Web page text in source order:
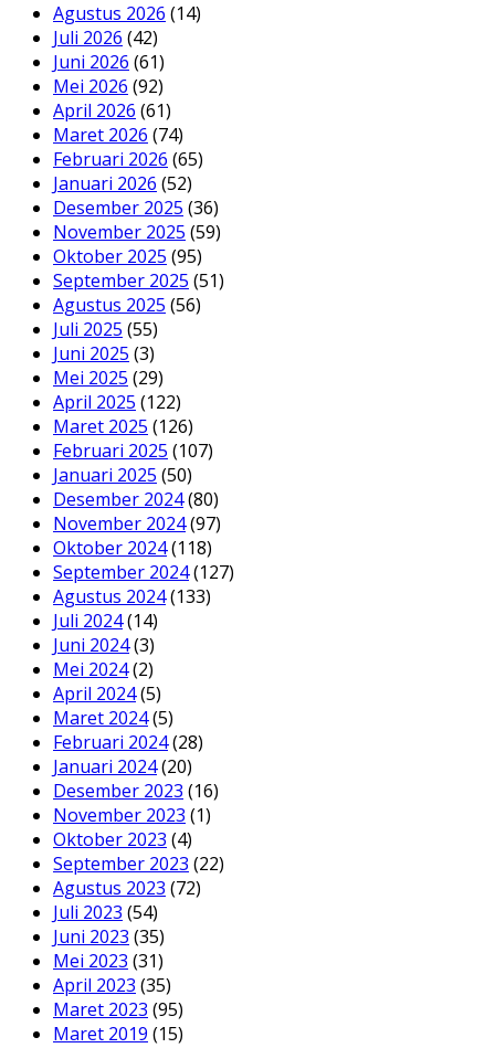
Agustus 2026 (14)
Juli 2026 (42)
Juni 2026 (61)
Mei 2026 (92)
April 2026 (61)
Maret 2026 (74)
Februari 2026 (65)
Januari 2026 (52)
Desember 2025 (36)
November 2025 (59)
Oktober 2025 (95)
September 2025 (51)
Agustus 2025 (56)
Juli 2025 (55)
Juni 2025 (3)
Mei 2025 (29)
April 2025 (122)
Maret 2025 (126)
Februari 2025 (107)
Januari 2025 (50)
Desember 2024(80)
November 2024(97)
Oktober 2024(118)
September 2024(127)
Agustus 2024(133)
Juli 2024(14)
Juni 2024(3)
Mei 2024(2)
April 2024(5)
Maret 2024(5)
Februari 2024(28)
Januari 2024(20)
Desember 2023 (16)
November 2023 (1)
Oktober 2023 (4)
September 2023 (22)
Agustus 2023 (72)
Juli 2023 (54)
Juni 2023 (35)
Mei 2023 (31)
April 2023 (35)
Maret 2023 (95)
Maret 2019 (15)